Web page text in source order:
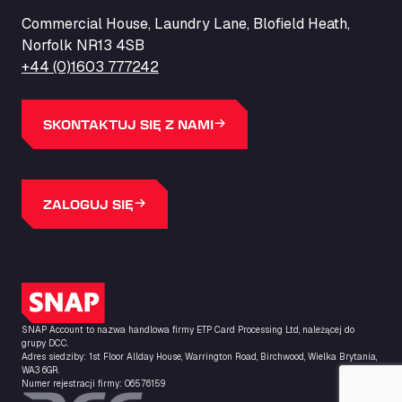
Barneys Diner
A18 Melton Ross Road, DN38 6LB
Bars Logistics Ltd
Elm Farm Depot, CO6 1HU
Bartrums Haulage & Storage
A140, Langton Green, IP23 7HS
Bolstoen 9, 1046 AS
Basiq Truck Cleaning Echt
A.G. Bellstraat 35A, 7903 AD
Bathgate Truck & Car Wash
16 Inchmuir Road, EH48 2EP
Batim Truckstop
Lar Bck Z 7 Mennen, 8930
Commercial House, Laundry Lane, Blofield Heath,
Norfolk NR13 4SB
+44 (0)1603 777242
SKONTAKTUJ SIĘ Z NAMI
ZALOGUJ SIĘ
Logo SNAP
SNAP Account to nazwa handlowa firmy ETP Card Processing Ltd, należącej do
grupy DCC.
Adres siedziby: 1st Floor Allday House, Warrington Road, Birchwood, Wielka Brytania,
WA3 6GR.
Numer rejestracji firmy: 06576159